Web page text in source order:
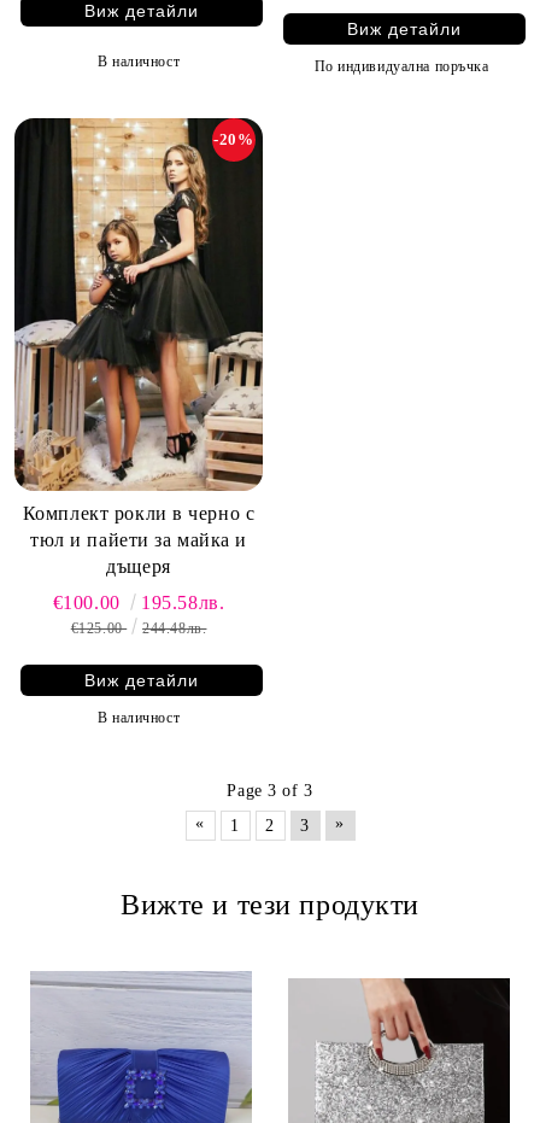
Виж детайли
В наличност
Виж детайли
По индивидуална поръчка
Комплект рокли в черно с
тюл и пайети за майка и
дъщеря
-20%
€100.00 195.58лв.
€125.00 244.48лв.
Виж детайли
В наличност
Page 3 of 3
«
1 2 3 »
Вижте и тези продукти